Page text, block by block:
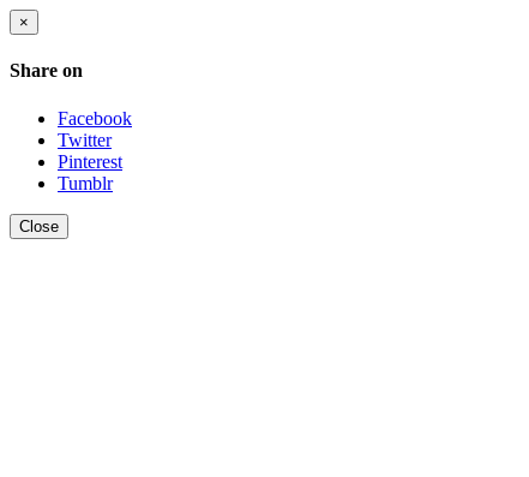
×
Share on
Facebook
Twitter
Pinterest
Tumblr
Close